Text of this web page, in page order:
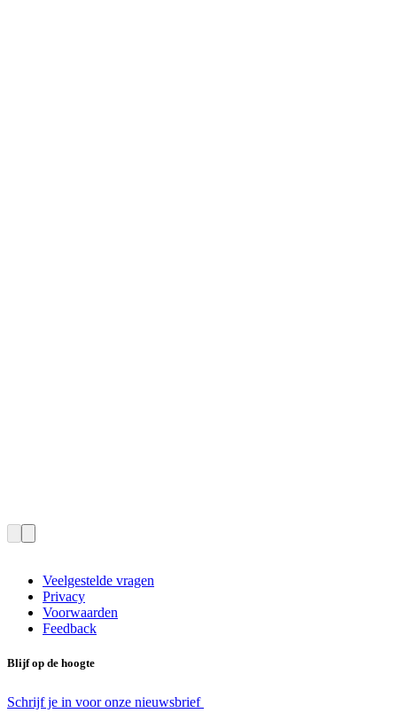
Veelgestelde vragen
Privacy
Voorwaarden
Feedback
Blijf op de hoogte
Schrijf je in voor onze nieuwsbrief